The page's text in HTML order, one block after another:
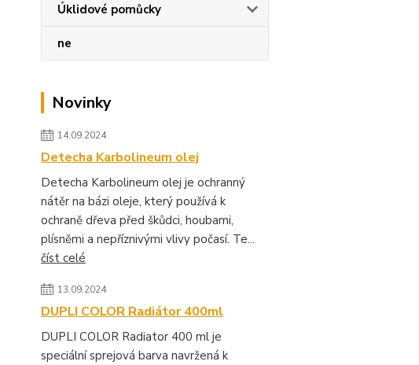
Úklidové pomůcky
ne
Novinky
14.09.2024
Detecha Karbolineum olej
Detecha Karbolineum olej je ochranný
nátěr na bázi oleje, který používá k
ochraně dřeva před škůdci, houbami,
plísněmi a nepříznivými vlivy počasí. Te...
číst celé
13.09.2024
DUPLI COLOR Radiátor 400ml
DUPLI COLOR Radiator 400 ml je
speciální sprejová barva navržená k